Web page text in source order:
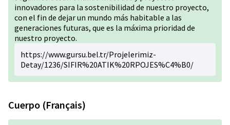
innovadores para la sostenibilidad de nuestro proyecto,
con el fin de dejar un mundo más habitable a las
generaciones futuras, que es la máxima prioridad de
nuestro proyecto.
https://www.gursu.bel.tr/Projelerimiz-
Detay/1236/SIFIR%20ATIK%20RPOJES%C4%B0/
Cuerpo (Français)